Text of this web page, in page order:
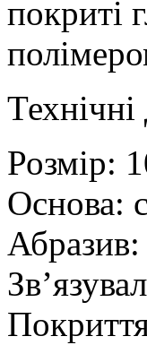
покриті
Технічні
Розмір:
Основа: